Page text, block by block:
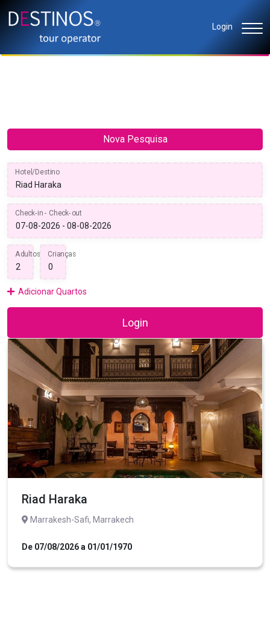
Login
Nova Pesquisa
Hotel/Destino
Check-in - Check-out
Adultos Crianças
Adicionar Quartos
Login
Riad Haraka
Marrakesh-Safi, Marrakech
De 07/08/2026 a 01/01/1970